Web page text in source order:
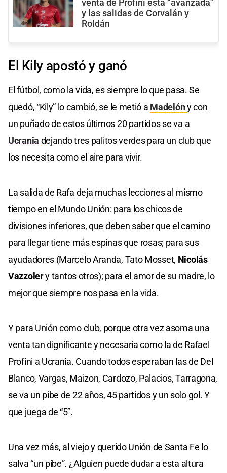
venta de Profini está “avanzada”
y las salidas de Corvalán y
Roldán
El Kily apostó y ganó
El fútbol, como la vida, es siempre lo que pasa. Se
quedó, “Kily” lo cambió, se le metió a Madelóny con
un puñado de estos últimos 20 partidos se va a
Ucrania dejando tres palitos verdes para un club que
los necesita como el aire para vivir.
La salida de Rafa deja muchas lecciones al mismo
tiempo en el Mundo Unión: para los chicos de
divisiones inferiores, que deben saber que el camino
para llegar tiene más espinas que rosas; para sus
ayudadores (Marcelo Aranda, Tato Mosset, Nicolás
Vazzolery tantos otros); para el amor de su madre, lo
mejor que siempre nos pasa en la vida.
Y para Unión como club, porque otra vez asoma una
venta tan dignificante y necesaria como la de Rafael
Profini a Ucrania. Cuando todos esperaban las de Del
Blanco, Vargas, Maizon, Cardozo, Palacios, Tarragona,
se va un pibe de 22 años, 45 partidos y un solo gol. Y
que juega de “5”.
Una vez más, al viejo y querido Unión de Santa Fe lo
salva “un pibe”. ¿Alguien puede dudar a esta altura